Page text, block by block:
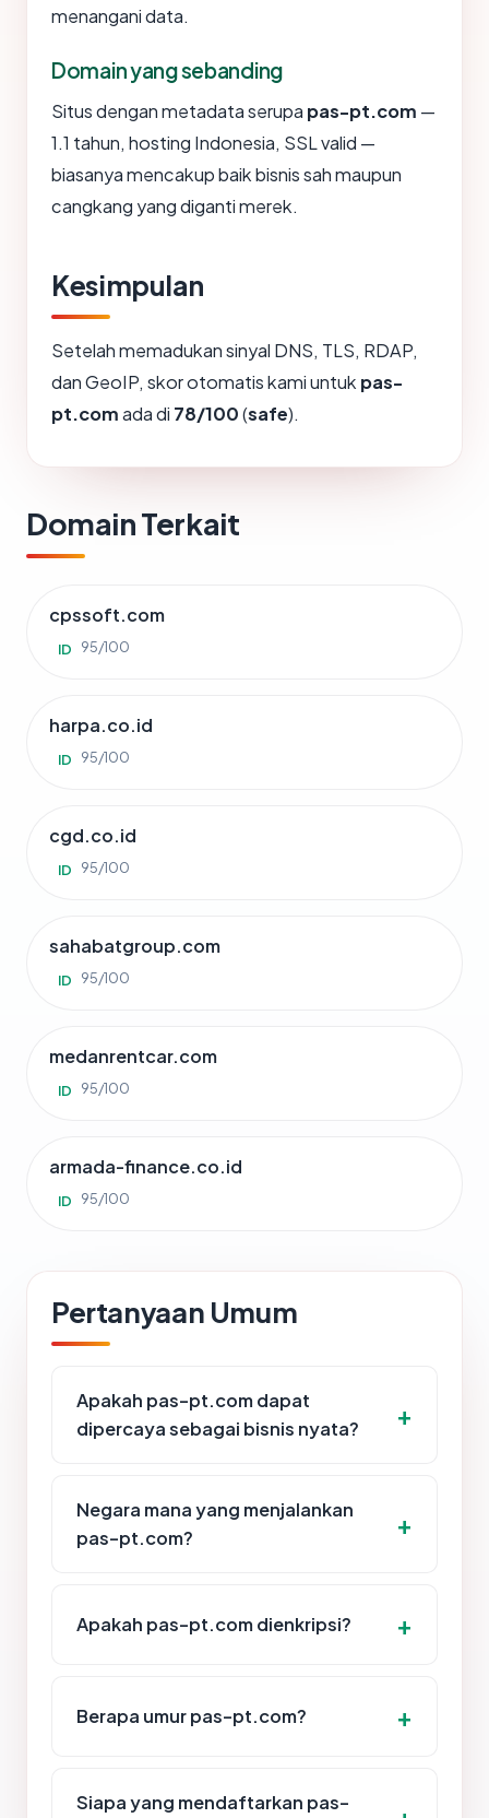
menangani data.
Domain yang sebanding
Situs dengan metadata serupa pas-pt.com —
1.1 tahun, hosting Indonesia, SSL valid —
biasanya mencakup baik bisnis sah maupun
cangkang yang diganti merek.
Kesimpulan
Setelah memadukan sinyal DNS, TLS, RDAP,
dan GeoIP, skor otomatis kami untuk pas-
pt.comada di 78/100(safe).
Domain Terkait
cpssoft.com
ID 95/100
harpa.co.id
ID 95/100
cgd.co.id
ID 95/100
sahabatgroup.com
ID 95/100
medanrentcar.com
ID 95/100
armada-finance.co.id
ID 95/100
Pertanyaan Umum
Apakah pas-pt.com dapat
dipercaya sebagai bisnis nyata?
Negara mana yang menjalankan
pas-pt.com?
Apakah pas-pt.com dienkripsi?
Berapa umur pas-pt.com?
Siapa yang mendaftarkan pas-